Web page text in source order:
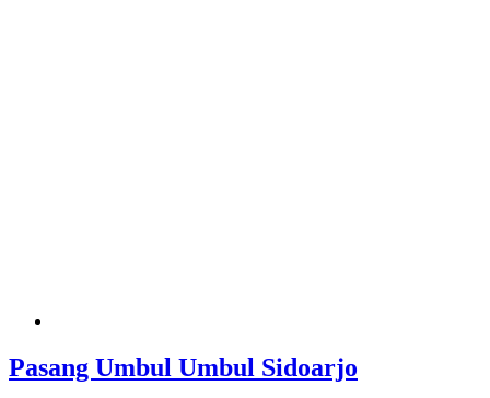
Pasang Umbul Umbul Sidoarjo